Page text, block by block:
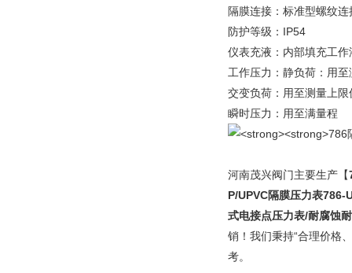
隔膜连接：标准型螺纹
防护等级：IP54
仪表充液：内部填充工作
工作压力：静负荷：用
交变负荷：用至测量上限
瞬时压力：用至满量程
河南茂兴阀门主要生产【
P/UPVC隔膜压力表786-
式电接点压力表/耐腐蚀
销！我们秉持“合理价格
考。